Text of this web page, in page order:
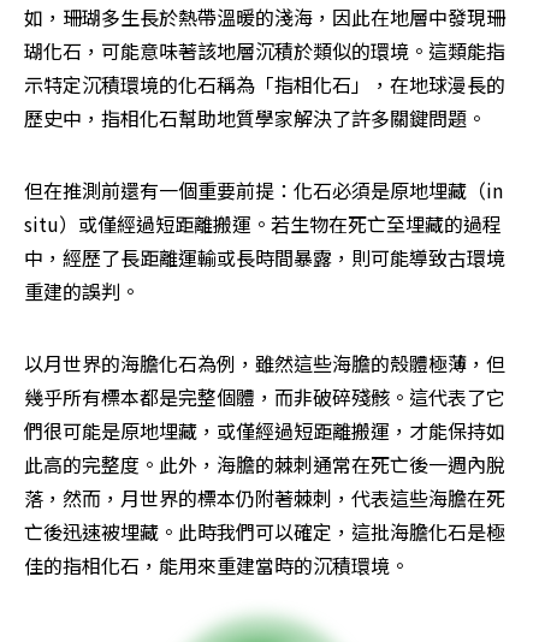
如，珊瑚多生長於熱帶溫暖的淺海，因此在地層中發現珊
瑚化石，可能意味著該地層沉積於類似的環境。這類能指
示特定沉積環境的化石稱為「指相化石」，在地球漫長的
歷史中，指相化石幫助地質學家解決了許多關鍵問題。
但在推測前還有一個重要前提：化石必須是原地埋藏（in
situ）或僅經過短距離搬運。若生物在死亡至埋藏的過程
中，經歷了長距離運輸或長時間暴露，則可能導致古環境
重建的誤判。
以月世界的海膽化石為例，雖然這些海膽的殼體極薄，但
幾乎所有標本都是完整個體，而非破碎殘骸。這代表了它
們很可能是原地埋藏，或僅經過短距離搬運，才能保持如
此高的完整度。此外，海膽的棘刺通常在死亡後一週內脫
落，然而，月世界的標本仍附著棘刺，代表這些海膽在死
亡後迅速被埋藏。此時我們可以確定，這批海膽化石是極
佳的指相化石，能用來重建當時的沉積環境。